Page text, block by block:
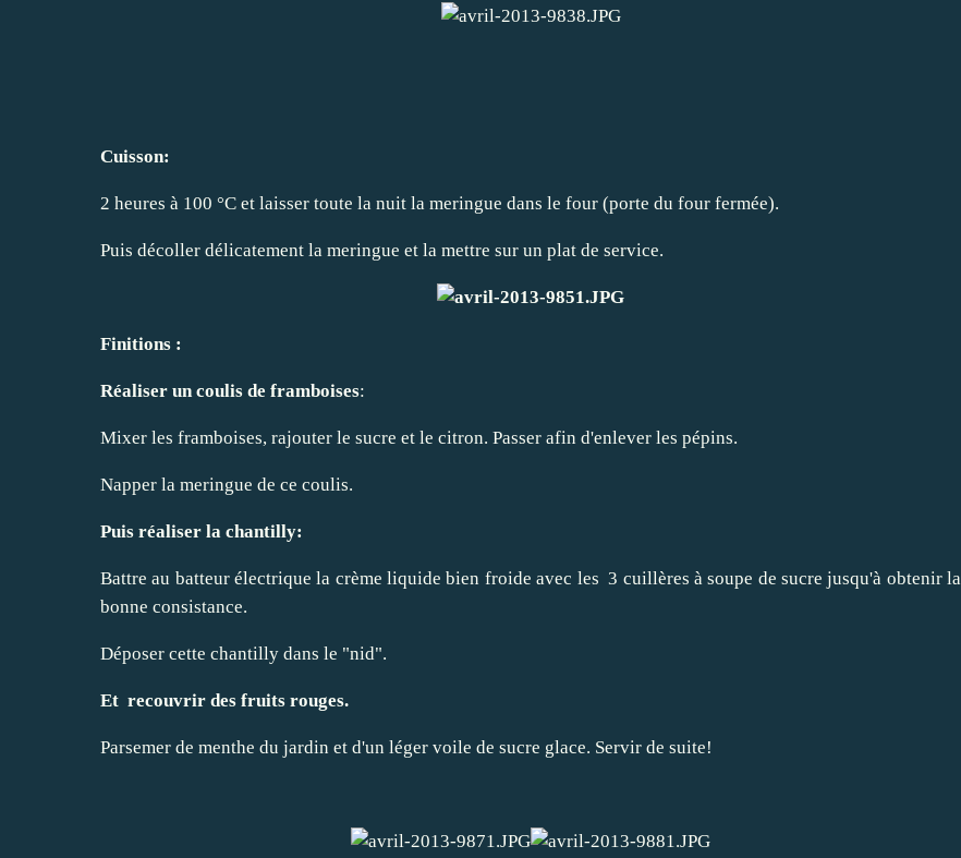
Cuisson:
2 heures à 100 °C et laisser toute la nuit la meringue dans le four (porte du four fermée).
Puis décoller délicatement la meringue et la mettre sur un plat de service.
Finitions :
Réaliser un coulis de framboises:
Mixer les framboises, rajouter le sucre et le citron. Passer afin d'enlever les pépins.
Napper la meringue de ce coulis.
Puis réaliser la chantilly:
Battre au batteur électrique la crème liquide bien froide avec les 3 cuillères à soupe de sucre jusqu'à obtenir la
bonne consistance.
Déposer cette chantilly dans le "nid".
Et recouvrir des fruits rouges.
Parsemer de menthe du jardin et d'un léger voile de sucre glace. Servir de suite!